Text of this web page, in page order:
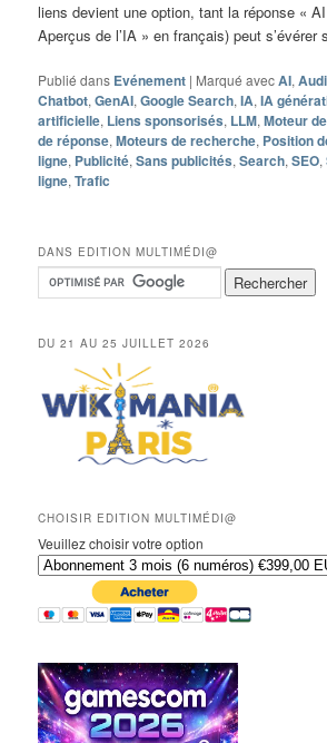
liens devient une option, tant la réponse «
Aperçus de l’IA » en français) peut s’évérer
Publié dans Evénement | Marqué avecAI,
Chatbot,GenAI,Google Search,IA,IA
artificielle, Liens sponsorisés, LLM,Moteur
de réponse,Moteurs de recherche, Position
ligne, Publicité,Sans publicités,Search,SEO,
ligne,Trafic
DANS EDITION MULTIMÉDI@
DU 21 AU 25 JUILLET 2026
CHOISIR EDITION MULTIMÉDI@
Veuillez choisir votre option